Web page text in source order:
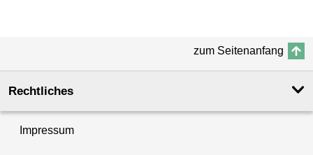
zum Seitenanfang
Rechtliches
Impressum